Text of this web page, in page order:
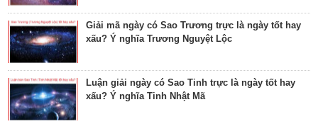
Giải mã ngày có Sao Trương trực là ngày tốt hay
xấu? Ý nghĩa Trương Nguyệt Lộc
Luận giải ngày có Sao Tinh trực là ngày tốt hay
xấu? Ý nghĩa Tinh Nhật Mã
lễ cưới, khởi công, tu tạo nhà cửa
cho tế lễ, cầu phúc